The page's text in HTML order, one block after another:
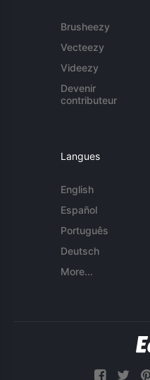
Brusheezy
Vecteezy
Videezy
Devenir
contributeur
Langues
English
Español
Português
Deutsch
More...